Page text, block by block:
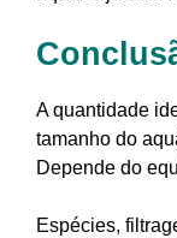
A quantidade
tamanho do
Depende do
Espécies,